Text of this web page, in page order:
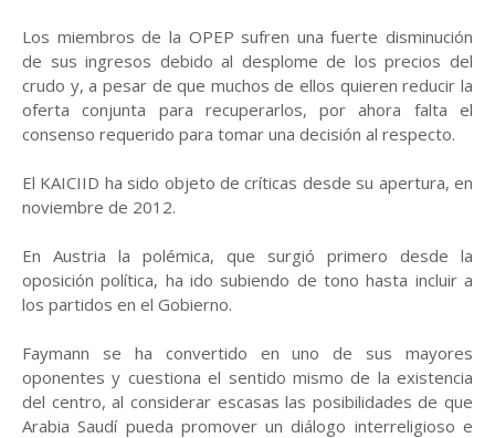
Los miembros de la OPEP sufren una fuerte disminución
de sus ingresos debido al desplome de los precios del
crudo y, a pesar de que muchos de ellos quieren reducir la
oferta conjunta para recuperarlos, por ahora falta el
consenso requerido para tomar una decisión al respecto.
El KAICIID ha sido objeto de críticas desde su apertura, en
noviembre de 2012.
En Austria la polémica, que surgió primero desde la
oposición política, ha ido subiendo de tono hasta incluir a
los partidos en el Gobierno.
Faymann se ha convertido en uno de sus mayores
oponentes y cuestiona el sentido mismo de la existencia
del centro, al considerar escasas las posibilidades de que
Arabia Saudí pueda promover un diálogo interreligioso e